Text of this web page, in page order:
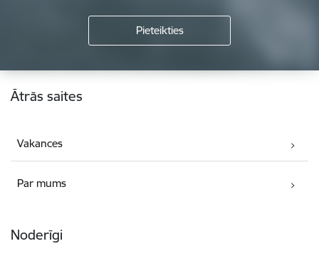
Kājene
Ātrās saites
Vakances
Par mums
Noderīgi